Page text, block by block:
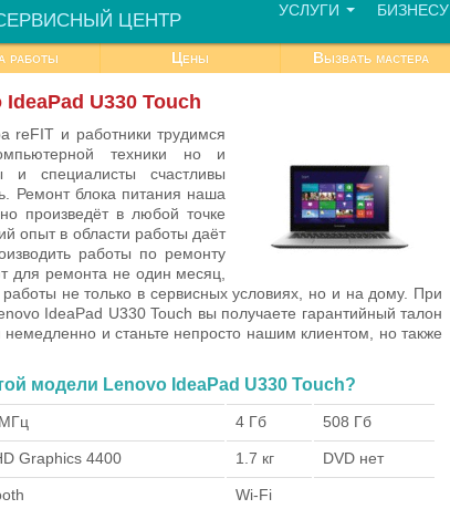
ЦЕНТР УСЛУГИ БИЗНЕСУ
работы Цены Вызвать мастера
U330 Touch
reFIT и работники трудимся
техники но и
специалисты счастливы
Ремонт блока питания наша
произведёт в любой точке
опыт в области работы даёт
работы по ремонту
для ремонта не один месяц,
не только в сервисных условиях, но и на дому. При
IdeaPad U330 Touch вы получаете гарантийный талон
и станьте непросто нашим клиентом, но также
модели Lenovo IdeaPad U330 Touch?
4 Гб 508 Гб
Graphics 4400 1.7 кг DVD нет
Wi-Fi